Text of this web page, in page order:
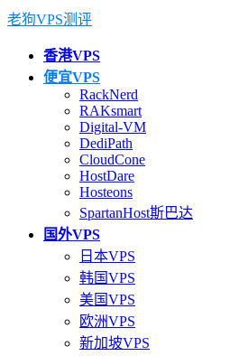
老狗VPS测评
香港VPS
便宜VPS
RackNerd
RAKsmart
Digital-VM
DediPath
CloudCone
HostDare
Hosteons
SpartanHost斯巴达
国外VPS
日本VPS
韩国VPS
美国VPS
欧洲VPS
新加坡VPS